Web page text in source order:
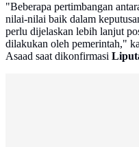
"Beberapa pertimbangan
nilai-nilai baik dalam
perlu dijelaskan lebih lanjut
dilakukan oleh pemerintah,"
Asaad saat dikonfirmasi